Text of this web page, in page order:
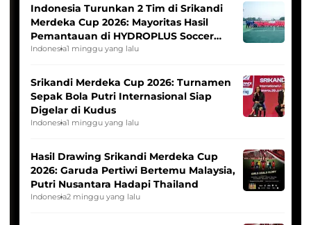
Indonesia Turunkan 2 Tim di Srikandi
Merdeka Cup 2026: Mayoritas Hasil
Pemantauan di HYDROPLUS Soccer
League
Indonesia1 minggu yang lalu
Srikandi Merdeka Cup 2026: Turnamen
Sepak Bola Putri Internasional Siap
Digelar di Kudus
Indonesia1 minggu yang lalu
Hasil Drawing Srikandi Merdeka Cup
2026: Garuda Pertiwi Bertemu Malaysia,
Putri Nusantara Hadapi Thailand
Indonesia2 minggu yang lalu